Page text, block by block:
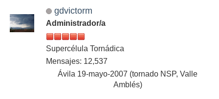
gdvictorm
Administrador/a
Supercélula Tornádica
Mensajes: 12,537
Ávila 19-mayo-2007 (tornado NSP, Valle
Amblés)